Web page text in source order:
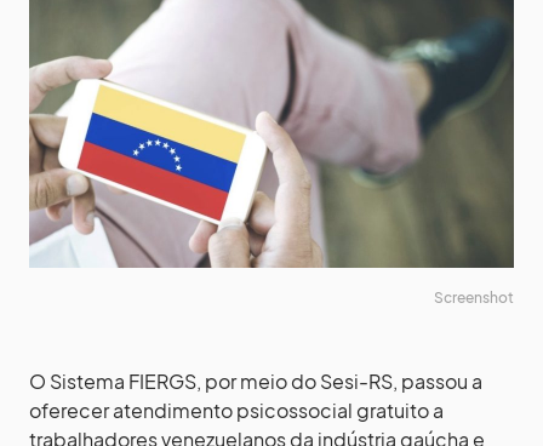
Screenshot
O Sistema FIERGS, por meio do Sesi-RS, passou a
oferecer atendimento psicossocial gratuito a
trabalhadores venezuelanos da indústria gaúcha e